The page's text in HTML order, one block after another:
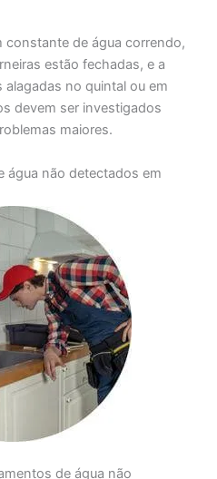
constante de água correndo,
estão fechadas, e a
no quintal ou em
devem ser investigados
maiores.
água não detectados em
de água não